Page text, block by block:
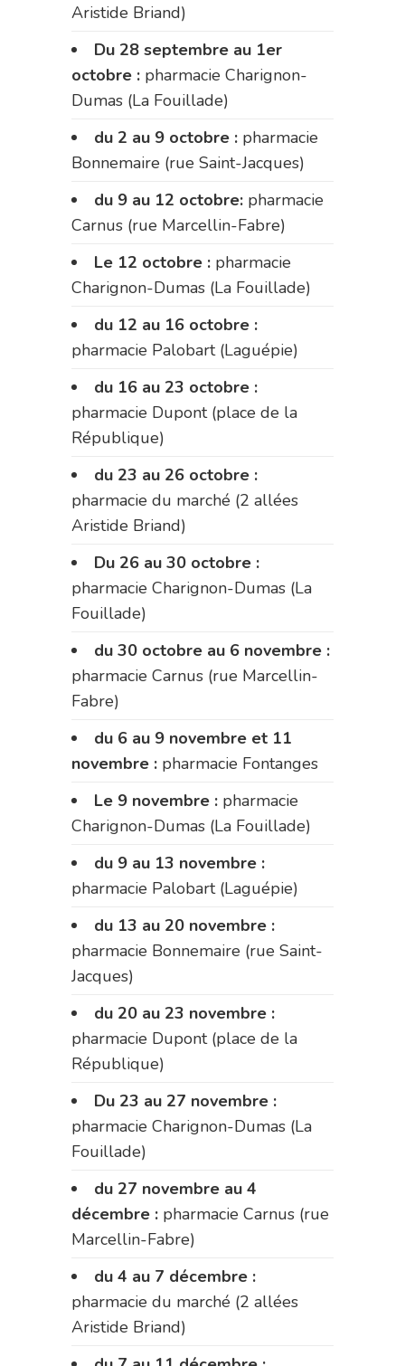
Aristide Briand)
Du 28 septembre au 1er
octobre : pharmacie Charignon-
Dumas (La Fouillade)
du 2 au 9 octobre : pharmacie
Bonnemaire (rue Saint-Jacques)
du 9 au 12 octobre: pharmacie
Carnus (rue Marcellin-Fabre)
Le 12 octobre : pharmacie
Charignon-Dumas (La Fouillade)
du 12 au 16 octobre :
pharmacie Palobart (Laguépie)
du 16 au 23 octobre :
pharmacie Dupont (place de la
République)
du 23 au 26 octobre :
pharmacie du marché (2 allées
Aristide Briand)
Du 26 au 30 octobre :
pharmacie Charignon-Dumas (La
Fouillade)
du 30 octobre au 6 novembre :
pharmacie Carnus (rue Marcellin-
Fabre)
du 6 au 9 novembre et 11
novembre : pharmacie Fontanges
Le 9 novembre : pharmacie
Charignon-Dumas (La Fouillade)
du 9 au 13 novembre :
pharmacie Palobart (Laguépie)
du 13 au 20 novembre :
pharmacie Bonnemaire (rue Saint-
Jacques)
du 20 au 23 novembre :
pharmacie Dupont (place de la
République)
Du 23 au 27 novembre :
pharmacie Charignon-Dumas (La
Fouillade)
du 27 novembre au 4
décembre : pharmacie Carnus (rue
Marcellin-Fabre)
du 4 au 7 décembre :
pharmacie du marché (2 allées
Aristide Briand)